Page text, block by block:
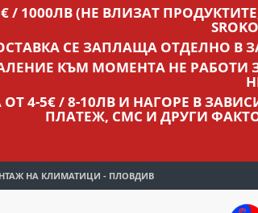
1000ЛВ (НЕ ВЛИЗАТ
СЕ ЗАПЛАЩА ОТДЕЛНО В
КЪМ МОМЕНТА НЕ РАБОТИ
4-5€ / 8-10ЛВ И НАГОРЕ В
ПЛАТЕЖ, СМС И ДРУГИ
НА КЛИМАТИЦИ - ПЛОВДИВ